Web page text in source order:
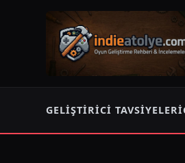
GELIŞTIRICI TAVSIYELERI